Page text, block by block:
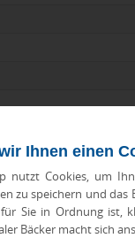
Ihnen einen
nutzt Cookies, um
zu speichern und
Sie in Ordnung ist,
Bäcker macht sich